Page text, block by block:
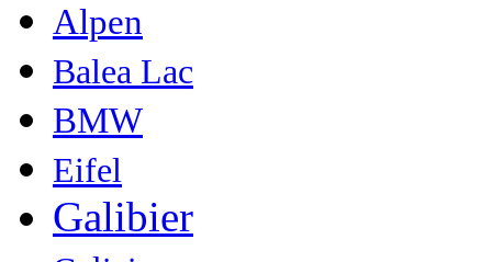
Alpen
Balea Lac
BMW
Eifel
Galibier